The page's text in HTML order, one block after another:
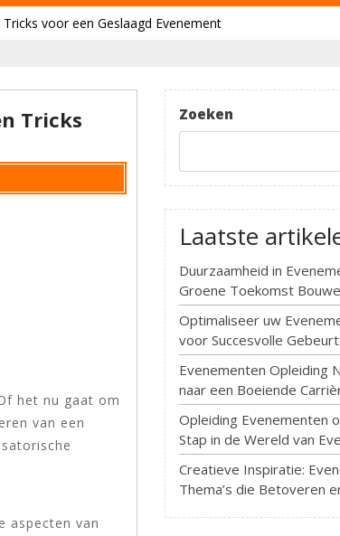
voor een Geslaagd Evenement
Tricks
het nu gaat om
van een
aspecten van
Zoeken
Laatste
Duurzaamheid in
Groene Toekomst
Optimaliseer uw
voor Succesvolle
Evenementen Opleiding
naar een Boeiende
Opleiding Evenementen
Stap in de Wereld van
Creatieve Inspiratie:
Thema’s die Betoveren